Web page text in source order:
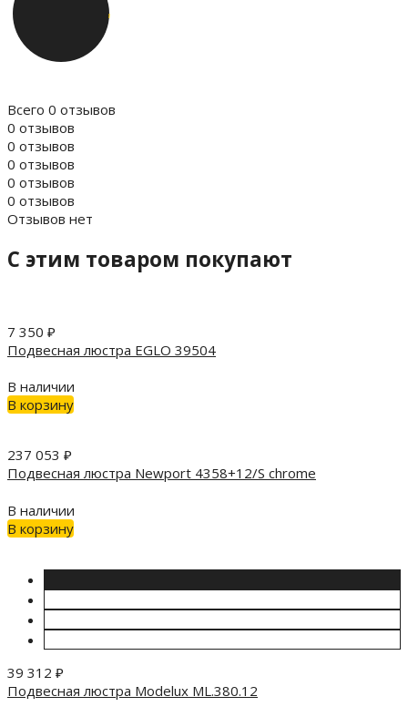
Всего 0 отзывов
0 отзывов
0 отзывов
0 отзывов
0 отзывов
0 отзывов
Отзывов нет
C этим товаром покупают
7 350 ₽
Подвесная люстра EGLO 39504
В наличии
В корзину
237 053 ₽
Подвесная люстра Newport 4358+12/S chrome
В наличии
В корзину
39 312 ₽
Подвесная люстра Modelux ML.380.12